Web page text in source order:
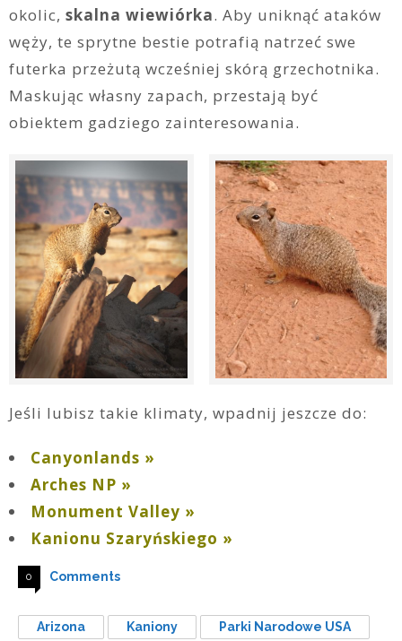
okolic, skalna wiewiórka. Aby uniknąć ataków
węży, te sprytne bestie potrafią natrzeć swe
futerka przeżutą wcześniej skórą grzechotnika.
Maskując własny zapach, przestają być
obiektem gadziego zainteresowania.
Jeśli lubisz takie klimaty, wpadnij jeszcze do:
Canyonlands »
Arches NP »
Monument Valley »
Kanionu Szaryńskiego »
0 Comments
Arizona Kaniony Parki Narodowe USA